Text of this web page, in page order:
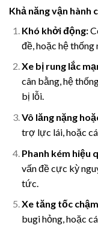
Khả năng vận hành
Khó khởi động:
đề, hoặc hệ
Xe bị rung lắc
cân bằng, hệ
bị lỗi.
Vô lăng nặng
trợ lực lái, hoặc
Phanh kém hiệu
vấn đề cực kỳ
tức.
Xe tăng tốc
bugi hỏng, hoặc